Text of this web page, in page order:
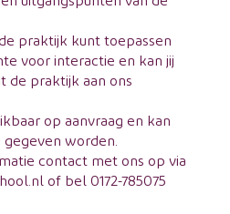
praktijk kunt toepassen
voor interactie en kan jij
de praktijk aan ons
op aanvraag en kan
worden.
contact met ons op via
of bel 0172-785075